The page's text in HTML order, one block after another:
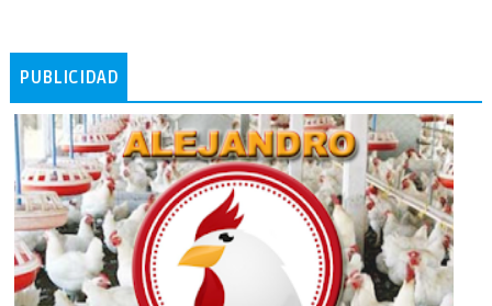
PUBLICIDAD